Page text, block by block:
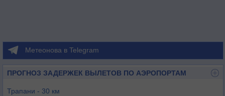
Метеонова в Telegram
ПРОГНОЗ ЗАДЕРЖЕК ВЫЛЕТОВ ПО АЭРОПОРТАМ
Трапани - 30 км